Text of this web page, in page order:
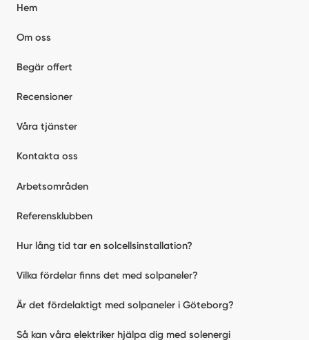
Hem
Om oss
Begär offert
Recensioner
Våra tjänster
Kontakta oss
Arbetsområden
Referensklubben
Hur lång tid tar en solcellsinstallation?
Vilka fördelar finns det med solpaneler?
Är det fördelaktigt med solpaneler i Göteborg?
Så kan våra elektriker hjälpa dig med solenergi